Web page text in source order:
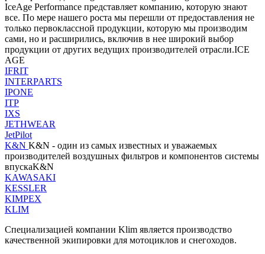
IceAge Performance представляет компанию, которую знают
все. По мере нашего роста мы перешли от предоставления не
только первоклассной продукции, которую мы производим
сами, но и расширились, включив в нее широкий выбор
продукции от других ведущих производителей отрасли.ICE
AGE
IFRIT
INTERPARTS
IPONE
ITP
IXS
JETHWEAR
JetPilot
K&N K&N - один из самых известных и уважаемых
производителей воздушных фильтров и компонентов системы
впускаK&N
KAWASAKI
KESSLER
KIMPEX
KLIM
Специализацией компании Klim является производство
качественной экипировки для мотоциклов и снегоходов.